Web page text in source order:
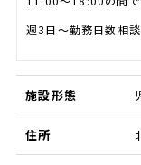
週3日～勤務日数相談
施設形態
住所